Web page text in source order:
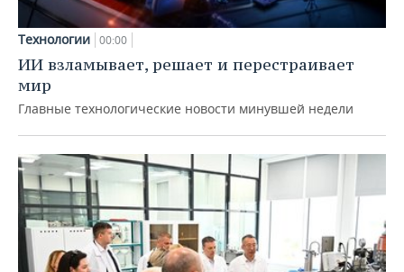
Технологии 00:00
ИИ взламывает, решает и перестраивает
мир
Главные технологические новости минувшей недели